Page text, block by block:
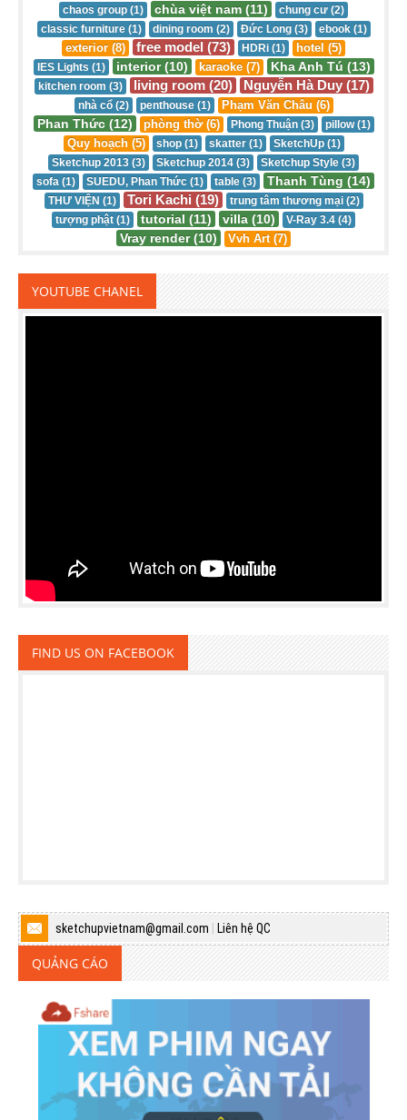
chaos group (1)
chùa việt nam (11)
chung cư (2)
classic furniture (1)
dining room (2) Đức Long (3) ebook (1)
exterior (8) free model (73) HDRi (1) hotel (5)
IES Lights (1) interior (10) karaoke (7) Kha Anh Tú (13)
kitchen room (3) living room (20) Nguyễn Hà Duy (17)
nhà cổ (2) penthouse (1) Phạm Văn Châu (6)
Phan Thức (12) phòng thờ (6) Phong Thuận (3) pillow (1)
Quy hoạch (5) shop (1) skatter (1)
SketchUp (1)
Sketchup 2013 (3)
Sketchup 2014 (3)
Sketchup Style (3)
sofa (1)
SUEDU, Phan Thức (1) table (3) Thanh Tùng (14)
THƯ VIỆN (1) Tori Kachi (19)
trung tâm thương mại (2)
tượng phật (1)
tutorial (11) villa (10) V-Ray 3.4 (4)
Vray render (10) Vvh Art (7)
YOUTUBE CHANEL
FIND US ON FACEBOOK
sketchupvietnam@gmail.com Liên hệ QC
QUẢNG CÁO